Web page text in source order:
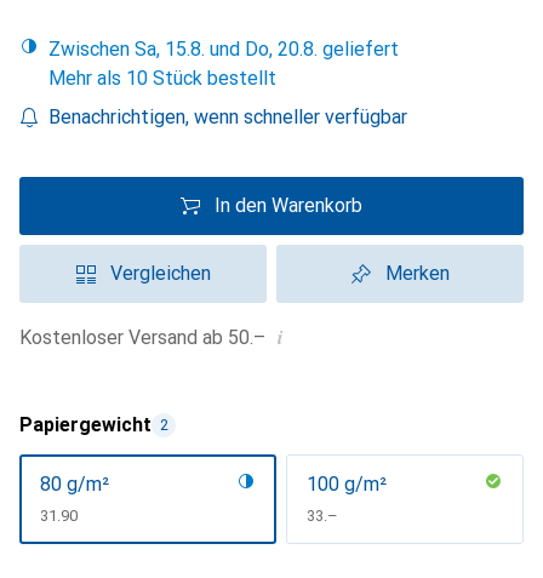
Zwischen Sa, 15.8. und Do, 20.8. geliefert
Mehr als 10 Stück bestellt
Benachrichtigen, wenn schneller verfügbar
In den Warenkorb
Vergleichen Merken
Kostenloser Versand ab 50.– i
Papiergewicht 2
80 g/m²
CHF
31.90
100 g/m²
CHF
33.–